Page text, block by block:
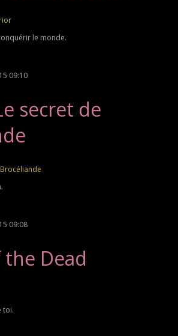
le monde.
09:10
secret de
09:08
Dead
toi.